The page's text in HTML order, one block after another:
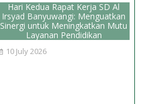
Hari Kedua Rapat Kerja SD Al
Irsyad Banyuwangi: Menguatkan
Sinergi untuk Meningkatkan Mutu
Layanan Pendidikan
10 July 2026